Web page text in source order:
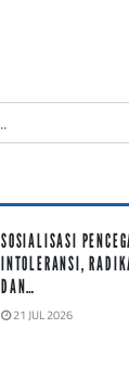
SOSIALISASI
INTOLERANSI,
DAN…
21 JUL 2026